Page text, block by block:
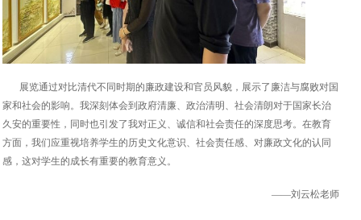
展览通过对比清代不同时期的廉政建设和官员风貌，展示了廉洁与腐败对国
家和社会的影响。我深刻体会到政府清廉、政治清明、社会清朗对于国家长治
久安的重要性，同时也引发了我对正义、诚信和社会责任的深度思考。在教育
方面，我们应重视培养学生的历史文化意识、社会责任感、对廉政文化的认同
感，这对学生的成长有重要的教育意义。
——刘云松老师